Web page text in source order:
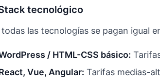
tecnológico
las tecnologías se pagan igual
/ HTML-CSS básico:
Vue, Angular: Tarifas medias-